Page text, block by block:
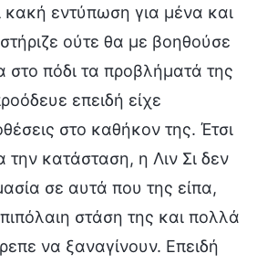
κακή εντύπωση για μένα και
ούτε θα με βοηθούσε
στο πόδι τα προβλήματά της
επειδή είχε
στο καθήκον της. Έτσι
κατάσταση, η Λιν Σι δεν
σε αυτά που της είπα,
στάση της και πολλά
να ξαναγίνουν. Επειδή